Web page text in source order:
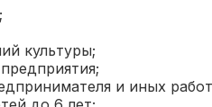
культуры;
и иных